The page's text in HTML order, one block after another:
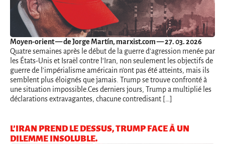
Moyen-orient— de Jorge Martín, marxist.com — 27. 03. 2026
Quatre semaines après le début de la guerre d'agression menée par
les États-Unis et Israël contre l'Iran, non seulement les objectifs de
guerre de l'impérialisme américain n'ont pas été atteints, mais ils
semblent plus éloignés que jamais. Trump se trouve confronté à
une situation impossible.Ces derniers jours, Trump a multiplié les
déclarations extravagantes, chacune contredisant […]
L’IRAN PREND LE DESSUS, TRUMP FACE À UN
DILEMME INSOLUBLE.